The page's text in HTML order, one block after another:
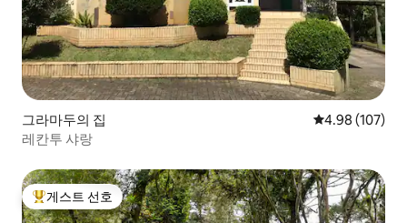
그라마두의 집 평점 4.98점(5
4.98 (107)
레칸투 샤랑
상위 게스트 선호
게스트 선호